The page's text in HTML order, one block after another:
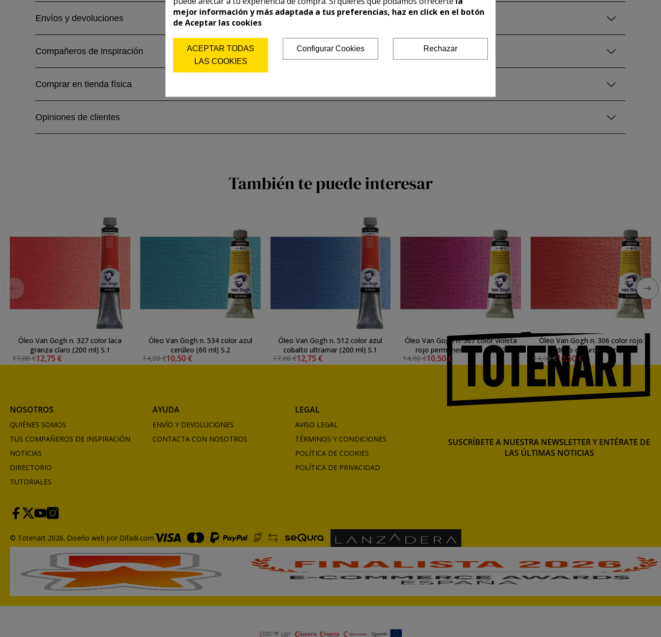
Envíos y devoluciones
Compañeros de inspiración
Comprar en tienda física
Opiniones de clientes
También te puede interesar
Óleo Van Gogh n. 327 color laca
granza claro (200 ml) S.1
17,00 €12,75 €
Óleo Van Gogh n. 534 color azul
cerúleo (60 ml) S.2
14,00 €10,50 €
Óleo Van Gogh n. 512 color azul
cobalto ultramar (200 ml) S.1
17,00 €12,75 €
Óleo Van Gogh n. 567 color violeta
rojo permanente (60 ml) S.2
14,00 €10,50 €
Óleo Van Gogh n. 306 color rojo
cadmio oscuro (60 ml) S.2
14,00 €10,50 €
NOSOTROS
QUIÉNES SOMOS
TUS COMPAÑEROS DE INSPIRACIÓN
NOTICIAS
DIRECTORIO
TUTORIALES
AYUDA
ENVÍO Y DEVOLUCIONES
CONTACTA CON NOSOTROS
LEGAL
AVISO LEGAL
TÉRMINOS Y CONDICIONES
POLÍTICA DE COOKIES
POLÍTICA DE PRIVACIDAD
SUSCRÍBETE A NUESTRA NEWSLETTER Y ENTÉRATE DE
LAS ÚLTIMAS NOTICIAS
© Totenart 2026. Diseño web por Difadi.com
mejor información y más adaptada a tus preferencias, haz en click en el botón
de Aceptar las cookies
ACEPTAR TODAS
LAS COOKIES
Configurar Cookies Rechazar